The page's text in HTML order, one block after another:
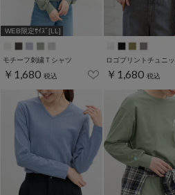
WEB限定ｻｲｽﾞ[LL]
モチーフ刺繍Ｔシャツ
￥1,680 税込
ロゴプリントチュニ
￥1,680 税込